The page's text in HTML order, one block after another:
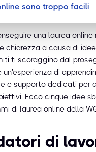
sono troppo facili
una laurea online
chiarezza a causa di
ti scoraggino dal
un'esperienza di
e supporto dedicati per
Ecco cinque idee
di laurea online della
di